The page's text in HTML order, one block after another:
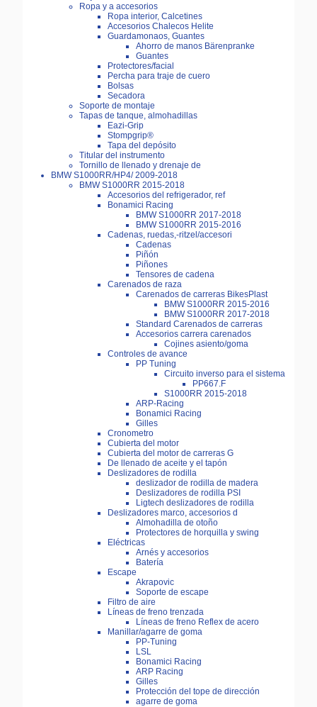
Ropa y a accesorios
Ropa interior, Calcetines
Accesorios Chalecos Helite
Guardamonaos, Guantes
Ahorro de manos Bärenpranke
Guantes
Protectores/facial
Percha para traje de cuero
Bolsas
Secadora
Soporte de montaje
Tapas de tanque, almohadillas
Eazi-Grip
Stompgrip®
Tapa del depósito
Titular del instrumento
Tornillo de llenado y drenaje de
BMW S1000RR/HP4/ 2009-2018
BMW S1000RR 2015-2018
Accesorios del refrigerador, ref
Bonamici Racing
BMW S1000RR 2017-2018
BMW S1000RR 2015-2016
Cadenas, ruedas,-ritzel/accesori
Cadenas
Piñón
Piñones
Tensores de cadena
Carenados de raza
Carenados de carreras BikesPlast
BMW S1000RR 2015-2016
BMW S1000RR 2017-2018
Standard Carenados de carreras
Accesorios carrera carenados
Cojines asiento/goma
Controles de avance
PP Tuning
Circuito inverso para el sistema
PP667.F
S1000RR 2015-2018
ARP-Racing
Bonamici Racing
Gilles
Cronometro
Cubierta del motor
Cubierta del motor de carreras G
De llenado de aceite y el tapón
Deslizadores de rodilla
deslizador de rodilla de madera
Deslizadores de rodilla PSI
Ligtech deslizadores de rodilla
Deslizadores marco, accesorios d
Almohadilla de otoño
Protectores de horquilla y swing
Eléctricas
Arnés y accesorios
Batería
Escape
Akrapovic
Soporte de escape
Filtro de aire
Líneas de freno trenzada
Líneas de freno Reflex de acero
Manillar/agarre de goma
PP-Tuning
LSL
Bonamici Racing
ARP Racing
Gilles
Protección del tope de dirección
agarre de goma